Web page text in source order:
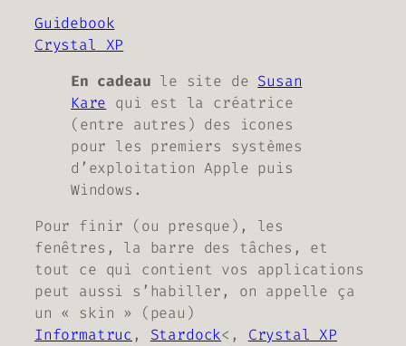
Guidebook
Crystal XP
En cadeau le site de Susan
Kare qui est la créatrice
(entre autres) des icones
pour les premiers systèmes
d’exploitation Apple puis
Windows.
Pour finir (ou presque), les
fenêtres, la barre des tâches, et
tout ce qui contient vos applications
peut aussi s’habiller, on appelle ça
un « skin » (peau)
Informatruc , Stardock<, Crystal XP